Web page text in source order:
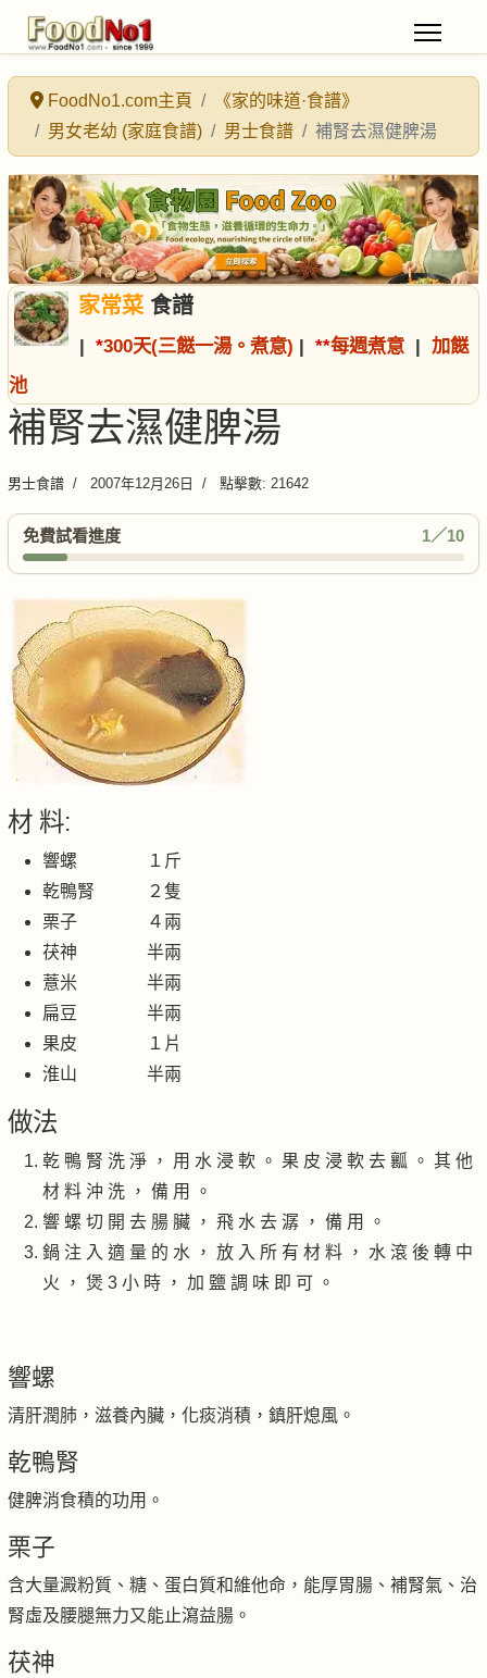
FoodNo1.com主頁
《家的味道·食譜》
男女老幼 (家庭食譜)
男士食譜 補腎去濕健脾湯
家常菜食譜
| *300天(三餸一湯。煮意) | **每週煮意 | 加餸
池
補腎去濕健脾湯
男士食譜 2007年12月26日 點擊數: 21642
免費試看進度 1／10
材 料:
響螺 １斤
乾鴨腎 ２隻
栗子 ４兩
茯神 半兩
薏米 半兩
扁豆 半兩
果皮 １片
淮山 半兩
做法
乾 鴨 腎 洗 淨 ， 用 水 浸 軟 。 果 皮 浸 軟 去 瓤 。 其 他
材 料 沖 洗 ， 備 用 。
響 螺 切 開 去 腸 臟 ， 飛 水 去 潺 ， 備 用 。
鍋 注 入 適 量 的 水 ， 放 入 所 有 材 料 ， 水 滾 後 轉 中
火 ， 煲 3 小 時 ， 加 鹽 調 味 即 可 。
響螺
清肝潤肺，滋養內臟，化痰消積，鎮肝熄風。
乾鴨腎
健脾消食積的功用。
栗子
含大量澱粉質、糖、蛋白質和維他命，能厚胃腸、補腎氣、治
腎虛及腰腿無力又能止瀉益腸。
茯神